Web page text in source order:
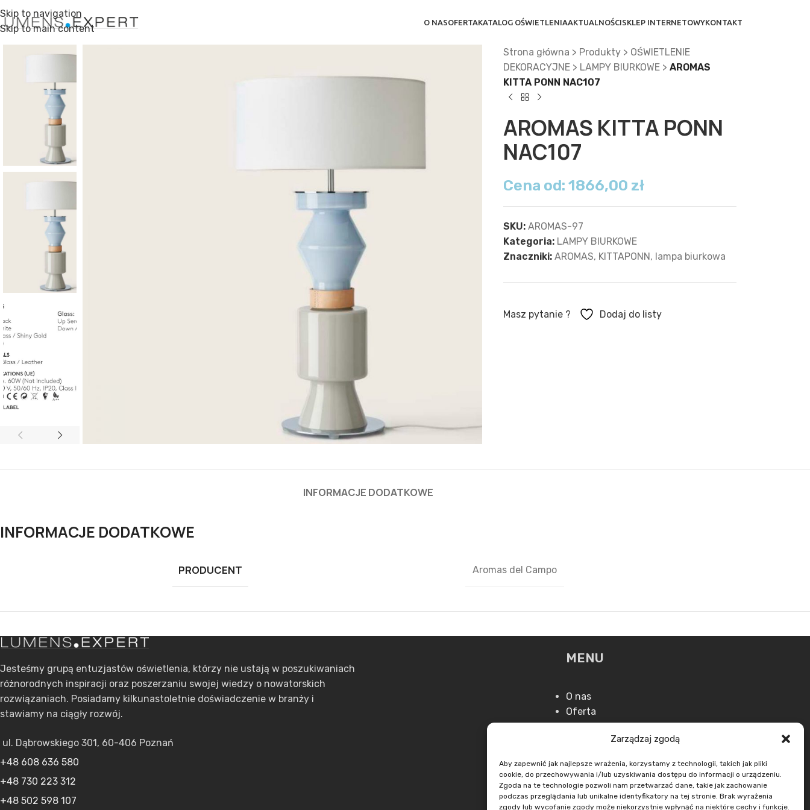
Zarządzaj zgodą
Aby zapewnić jak najlepsze wrażenia, korzystamy z technologii, takich jak pliki
cookie, do przechowywania i/lub uzyskiwania dostępu do informacji o urządzeniu.
Zgoda na te technologie pozwoli nam przetwarzać dane, takie jak zachowanie
podczas przeglądania lub unikalne identyfikatory na tej stronie. Brak wyrażenia
zgody lub wycofanie zgody może niekorzystnie wpłynąć na niektóre cechy i funkcje.
Skip to navigation
Skip to main content
O NASOFERTAKATALOG OŚWIETLENIAAKTUALNOŚCISKLEP INTERNETOWYKONTAKT
Strona główna > Produkty> OŚWIETLENIE
DEKORACYJNE> LAMPY BIURKOWE> AROMAS
KITTA PONN NAC107
AROMAS KITTA PONN
NAC107
Cena od: 1866,00 zł
SKU: AROMAS-97
Kategoria: LAMPY BIURKOWE
Znaczniki: AROMAS, KITTAPONN, lampa biurkowa
Masz pytanie ? Dodaj do listy
INFORMACJE DODATKOWE
INFORMACJE DODATKOWE
PRODUCENT Aromas del Campo
Jesteśmy grupą entuzjastów oświetlenia, którzy nie ustają w poszukiwaniach
różnorodnych inspiracji oraz poszerzaniu swojej wiedzy o nowatorskich
rozwiązaniach. Posiadamy kilkunastoletnie doświadczenie w branży i
stawiamy na ciągły rozwój.
ul. Dąbrowskiego 301, 60-406 Poznań
+48 608 636 580
+48 730 223 312
+48 502 598 107
MENU
O nas
Oferta
Aktualności